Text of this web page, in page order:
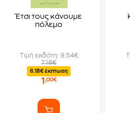
Έτσι τους κάνουμε
πόλεμο
Τιμή εκδότη: 9.54€
7.18€
6.18€ έκπτωση
1 ,00€